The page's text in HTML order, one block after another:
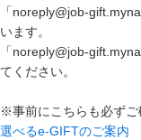
「noreply@job-
います。
「noreply@job-
てください。
※事前にこちらも必ずご
選べるe-GIFTのご案内